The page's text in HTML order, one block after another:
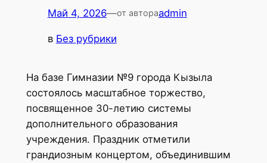
Май 4, 2026—от автораadmin
в Без рубрики
На базе Гимназии №9 города Кызыла
состоялось масштабное торжество,
посвященное 30-летию системы
дополнительного образования
учреждения. Праздник отметили
грандиозным концертом, объединившим